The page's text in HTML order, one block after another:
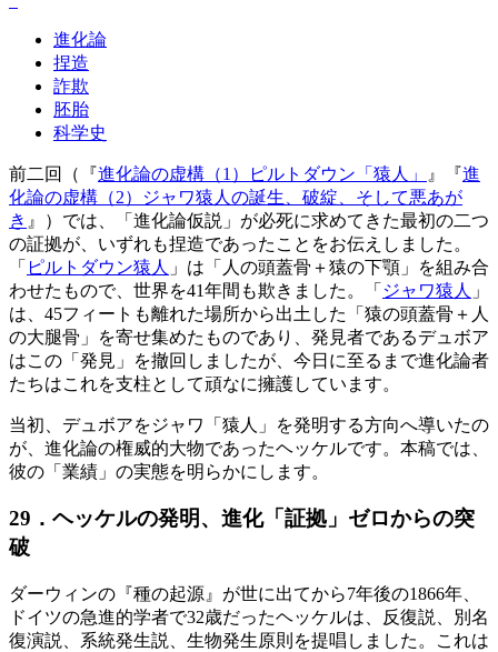
進化論
捏造
詐欺
胚胎
科学史
前二回（『進化論の虚構（1）ピルトダウン「猿人」 』『進
化論の虚構（2）ジャワ猿人の誕生、破綻、そして悪あが
き 』）では、「進化論仮説」が必死に求めてきた最初の二つ
の証拠が、いずれも捏造であったことをお伝えしました。
「 ピルトダウン猿人 」は「人の頭蓋骨＋猿の下顎」を組み合
わせたもので、世界を41年間も欺きました。「 ジャワ猿人 」
は、45フィートも離れた場所から出土した「猿の頭蓋骨＋人
の大腿骨」を寄せ集めたものであり、発見者であるデュボア
はこの「発見」を撤回しましたが、今日に至るまで進化論者
たちはこれを支柱として頑なに擁護しています。
当初、デュボアをジャワ「猿人」を発明する方向へ導いたの
が、進化論の権威的大物であったヘッケルです。本稿では、
彼の「業績」の実態を明らかにします。
29．ヘッケルの発明、進化「証拠」ゼロからの突
破
ダーウィンの『種の起源』が世に出てから7年後の1866年、
ドイツの急進的学者で32歳だったヘッケルは、反復説、別名
復演説、系統発生説、生物発生原則を提唱しました。これは